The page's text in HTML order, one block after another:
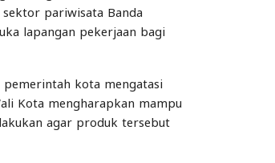
pariwisata Banda
lapangan pekerjaan bagi
kota mengatasi
Kota mengharapkan mampu
agar produk tersebut